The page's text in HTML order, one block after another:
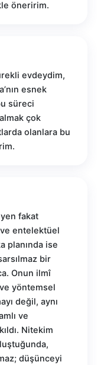
öneririm.
evdeydim,
esnek
süreci
çok
olanlara bu
fakat
entelektüel
planında ise
bir
Onun ilmî
yöntemsel
değil, aynı
ve
Nitekim
düşünceyi